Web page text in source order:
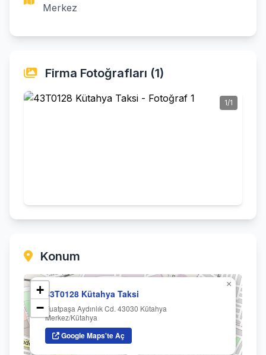
Merkez
Firma Fotoğrafları (1)
1/1
Konum
43T0128 Kütahya Taksi
Fuatpaşa Aydınlık Cd. 43030 Kütahya
Merkez/Kütahya
Google Maps'te Aç
×
+
−